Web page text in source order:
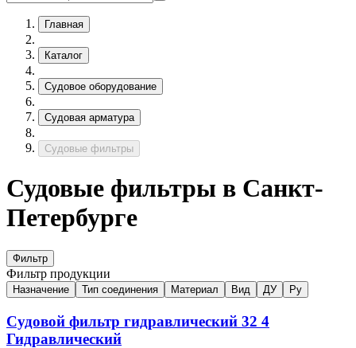
Главная
Каталог
Судовое оборудование
Судовая арматура
Судовые фильтры
Судовые фильтры в Санкт-
Петербурге
Фильтр
Фильтр продукции
Назначение Тип соединения Материал Вид ДУ Ру
Судовой фильтр гидравлический 32 4
Гидравлический